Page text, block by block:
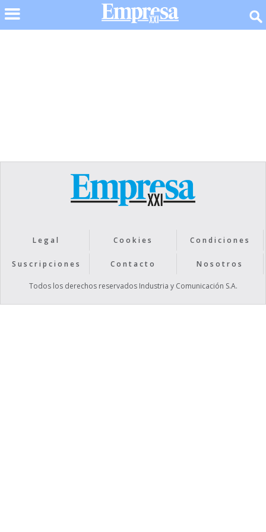
Legal Cookies Condiciones
Suscripciones Contacto Nosotros
Todos los derechos reservados Industria y Comunicación S.A.